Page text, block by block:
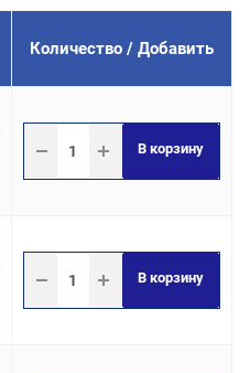
Количество / Добавить
В корзину
В корзину